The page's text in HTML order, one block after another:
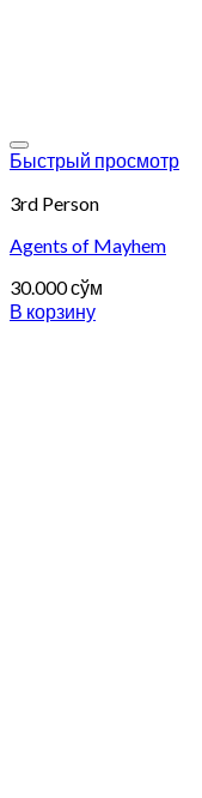
Быстрый просмотр
3rd Person
Agents of Mayhem
30.000сўм
В корзину